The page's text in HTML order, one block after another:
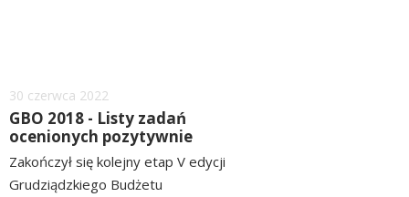
Dodano
30 czerwca 2022
GBO 2018 - Listy zadań
ocenionych pozytywnie
Zakończył się kolejny etap V edycji
Grudziądzkiego Budżetu